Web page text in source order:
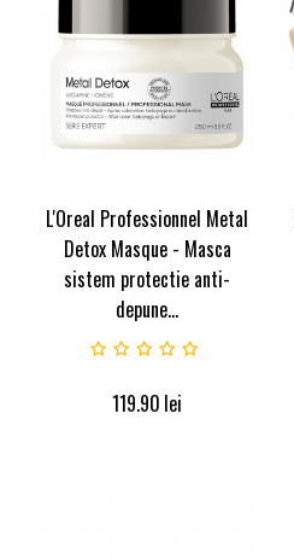
L'Oreal Professionnel Metal
Detox Masque - Masca
sistem protectie anti-
depune...
119.90 lei